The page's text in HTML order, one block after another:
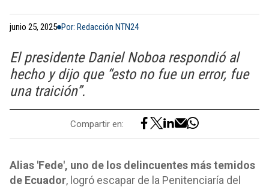
junio 25, 2025 Por: Redacción NTN24
El presidente Daniel Noboa respondió al
hecho y dijo que “esto no fue un error, fue
una traición”.
Compartir en:
Alias 'Fede', uno de los delincuentes más temidos
de Ecuador, logró escapar de la Penitenciaría del